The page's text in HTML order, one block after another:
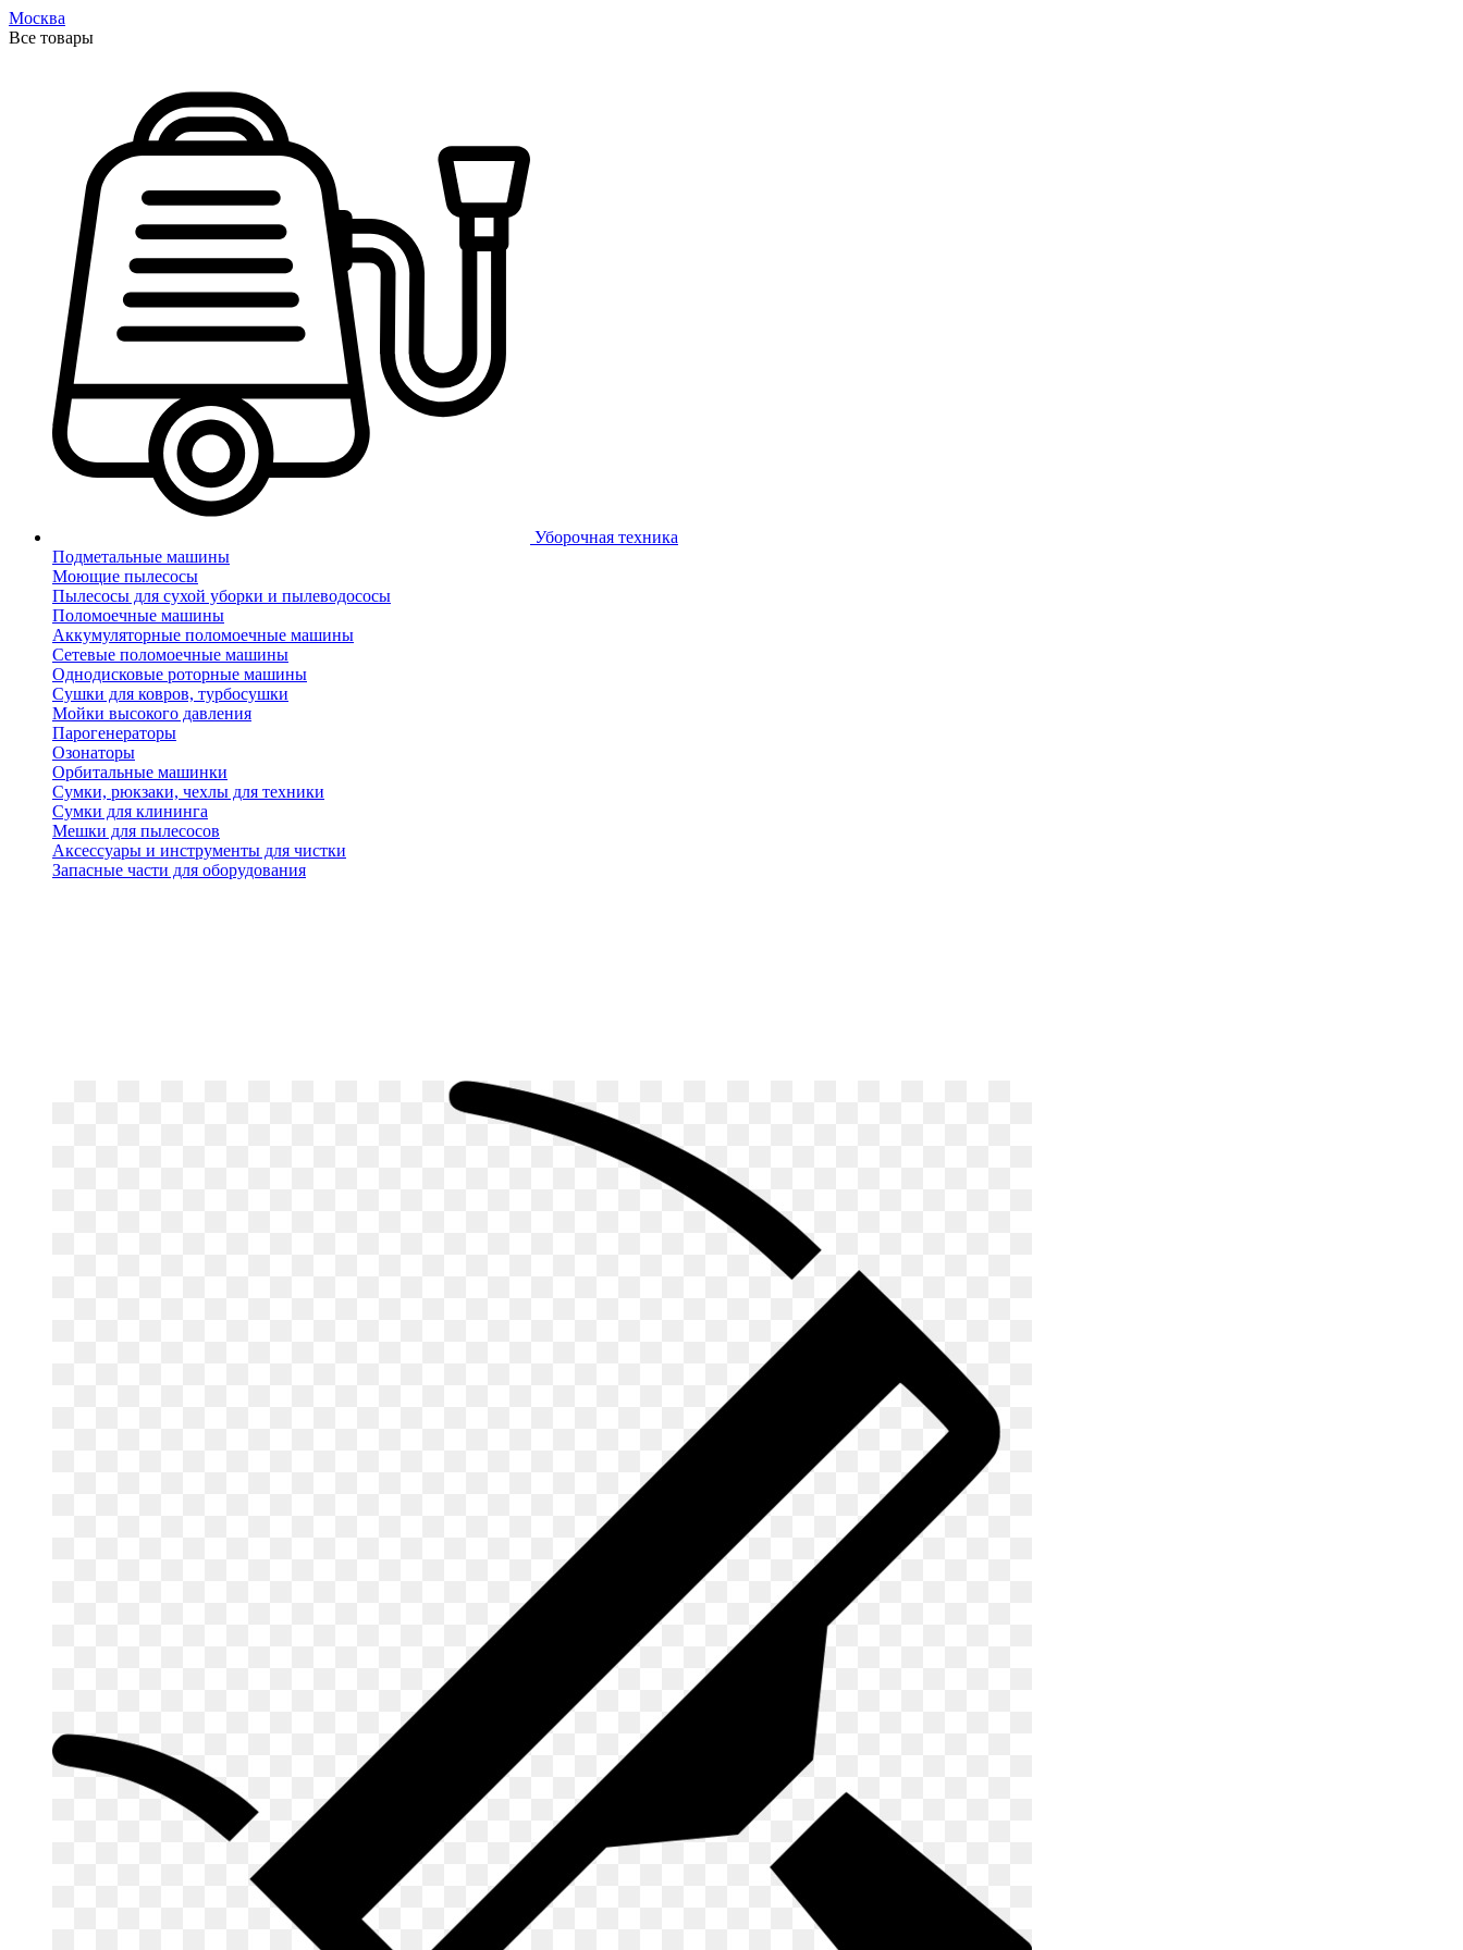
Москва
Все товары
Уборочная техника
Подметальные машины
Моющие пылесосы
Пылесосы для сухой уборки и пылеводососы
Поломоечные машины
Аккумуляторные поломоечные машины
Сетевые поломоечные машины
Однодисковые роторные машины
Сушки для ковров, турбосушки
Мойки высокого давления
Парогенераторы
Озонаторы
Орбитальные машинки
Сумки, рюкзаки, чехлы для техники
Сумки для клининга
Мешки для пылесосов
Аксессуары и инструменты для чистки
Запасные части для оборудования